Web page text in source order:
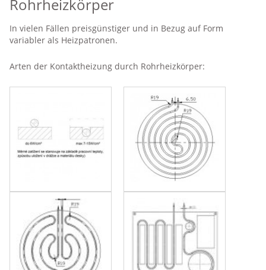
Rohrheizkörper
In vielen Fällen preisgünstiger und in Bezug auf Form
variabler als Heizpatronen.
Arten der Kontaktheizung durch Rohrheizkörper: